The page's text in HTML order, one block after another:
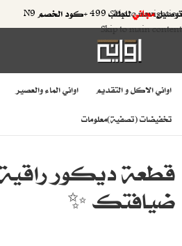
Skip to navigation
Skip to main content
توصيلمجانيللطلب 499 +كود الخصم N9
اواني الاكل و التقديم اواني الماء والعصير
تخفيضات (تصفية)معلومات
قطعة ديكور راقية
ضيافتك ✨